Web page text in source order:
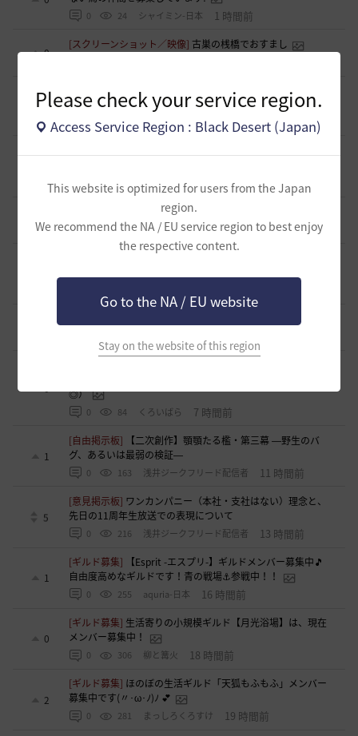
Please check your service region.
Access Service Region : Black Desert (Japan)
This website is optimized for users from the Japan
region.
We recommend the NA / EU service region to best enjoy
the respective content.
Go to the NA / EU website
Stay on the website of this region
0 24 シャイミン-日本 1 時間前
0
[スクリーンショット／映像] 古巣の桟橋でおすまし
7
[TIP&攻略] エダナの王位戦 裏テクニック や所感など
0 325 エレメル 3 時間前
0 69 ハッピーエンド 3 時間前
1
【TrueWinter】ギルドメンバー募集
0 68 倉葉 5 時間前
Ermitageギルメン募集！やりたいことをやって
0
◎）
0 84 くろいばら 7 時間前
1
[自由掲示板]
【二次創作】顎顎たる檻・第三幕 ―野生のバ
グ、あるいは最弱の検証―
0 163 浅井ジークフリード配信者 11 時間前
5
[意見掲示板] ワンカンパニー（本社・支社はない）理念と、
先日の11周年生放送での表現について
0 216 浅井ジークフリード配信者 13 時間前
1
[ギルド募集]
【Esprit -エスプリ-】ギルドメンバー募集中🎵
自由度高めなギルドです！青の戦場⚓参戦中！！
0 255 aquria-日本 16 時間前
0
[ギルド募集] 生活寄りの小規模ギルド【月光浴場】は、現在
メンバー募集中！
0 306 柳と篝火 18 時間前
2
[ギルド募集] ほのぼの生活ギルド「天狐もふもふ」メンバー
募集中です(〃･ω･ﾉ)ﾉ 💕
0 281 まっしろくろすけ 19 時間前